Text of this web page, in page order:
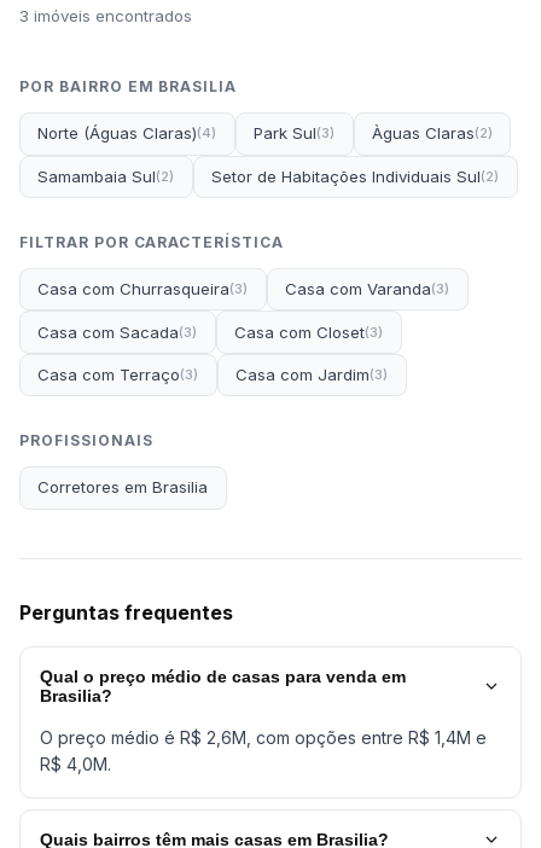
3 imóveis encontrados
POR BAIRRO EM BRASILIA
Norte (Águas Claras)(4) Park Sul(3) Àguas Claras(2)
Samambaia Sul(2) Setor de Habitações Individuais Sul(2)
FILTRAR POR CARACTERÍSTICA
Casa com Churrasqueira(3) Casa com Varanda(3)
Casa com Sacada(3) Casa com Closet(3)
Casa com Terraço(3) Casa com Jardim(3)
PROFISSIONAIS
Corretores em Brasilia
Perguntas frequentes
Qual o preço médio de casas para venda em
Brasilia?
O preço médio é R$ 2,6M, com opções entre R$ 1,4M e
R$ 4,0M.
Quais bairros têm mais casas em Brasilia?